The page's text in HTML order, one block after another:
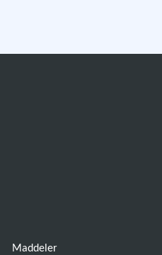
Maddeler